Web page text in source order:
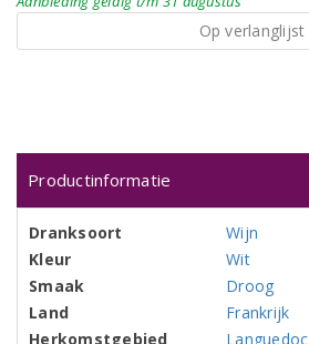
Op verlanglijst
Productinformatie
Dranksoort
Wijn
Kleur
Wit
Smaak
Droog
Land
Frankrijk
Herkomstgebied
Languedoc